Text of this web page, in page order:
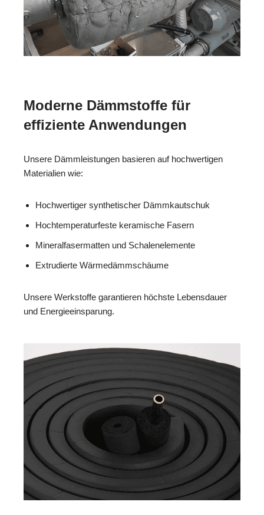
Moderne Dämmstoffe für
effiziente Anwendungen
Unsere Dämmleistungen basieren auf hochwertigen
Materialien wie:
Hochwertiger synthetischer Dämmkautschuk
Hochtemperaturfeste keramische Fasern
Mineralfasermatten und Schalenelemente
Extrudierte Wärmedämmschäume
Unsere Werkstoffe garantieren höchste Lebensdauer
und Energieeinsparung.